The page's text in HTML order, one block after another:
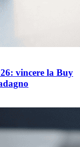
vincere la Buy